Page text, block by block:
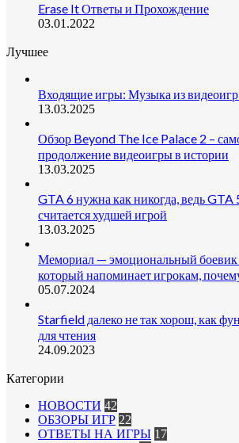
Erase It Ответы и Прохождение
03.01.2022
Лучшее
Входящие игры: Музыка из видеоигр
13.03.2025
Обзор Beyond The Ice Palace 2 –
продолжение видеоигры в истории
13.03.2025
GTA 6 нужна как никогда, ведь GTA
считается худшей игрой
13.03.2025
Мемориал — эмоциональный
который напоминает игрокам,
05.07.2024
Starfield далеко не так хорош, как
для чтения
24.09.2023
Категории
НОВОСТИ 42
ОБЗОРЫ ИГР 22
ОТВЕТЫ НА ИГРЫ 17